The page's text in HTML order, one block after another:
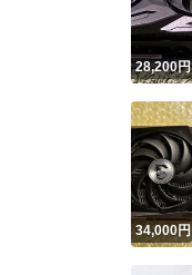
28,200円
34,000円